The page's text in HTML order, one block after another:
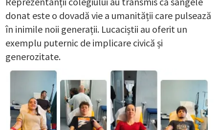
donat este o dovadă vie a umanității care pulsează
în inimile noii generații. Lucaciștii au oferit un
exemplu puternic de implicare civică și
generozitate.